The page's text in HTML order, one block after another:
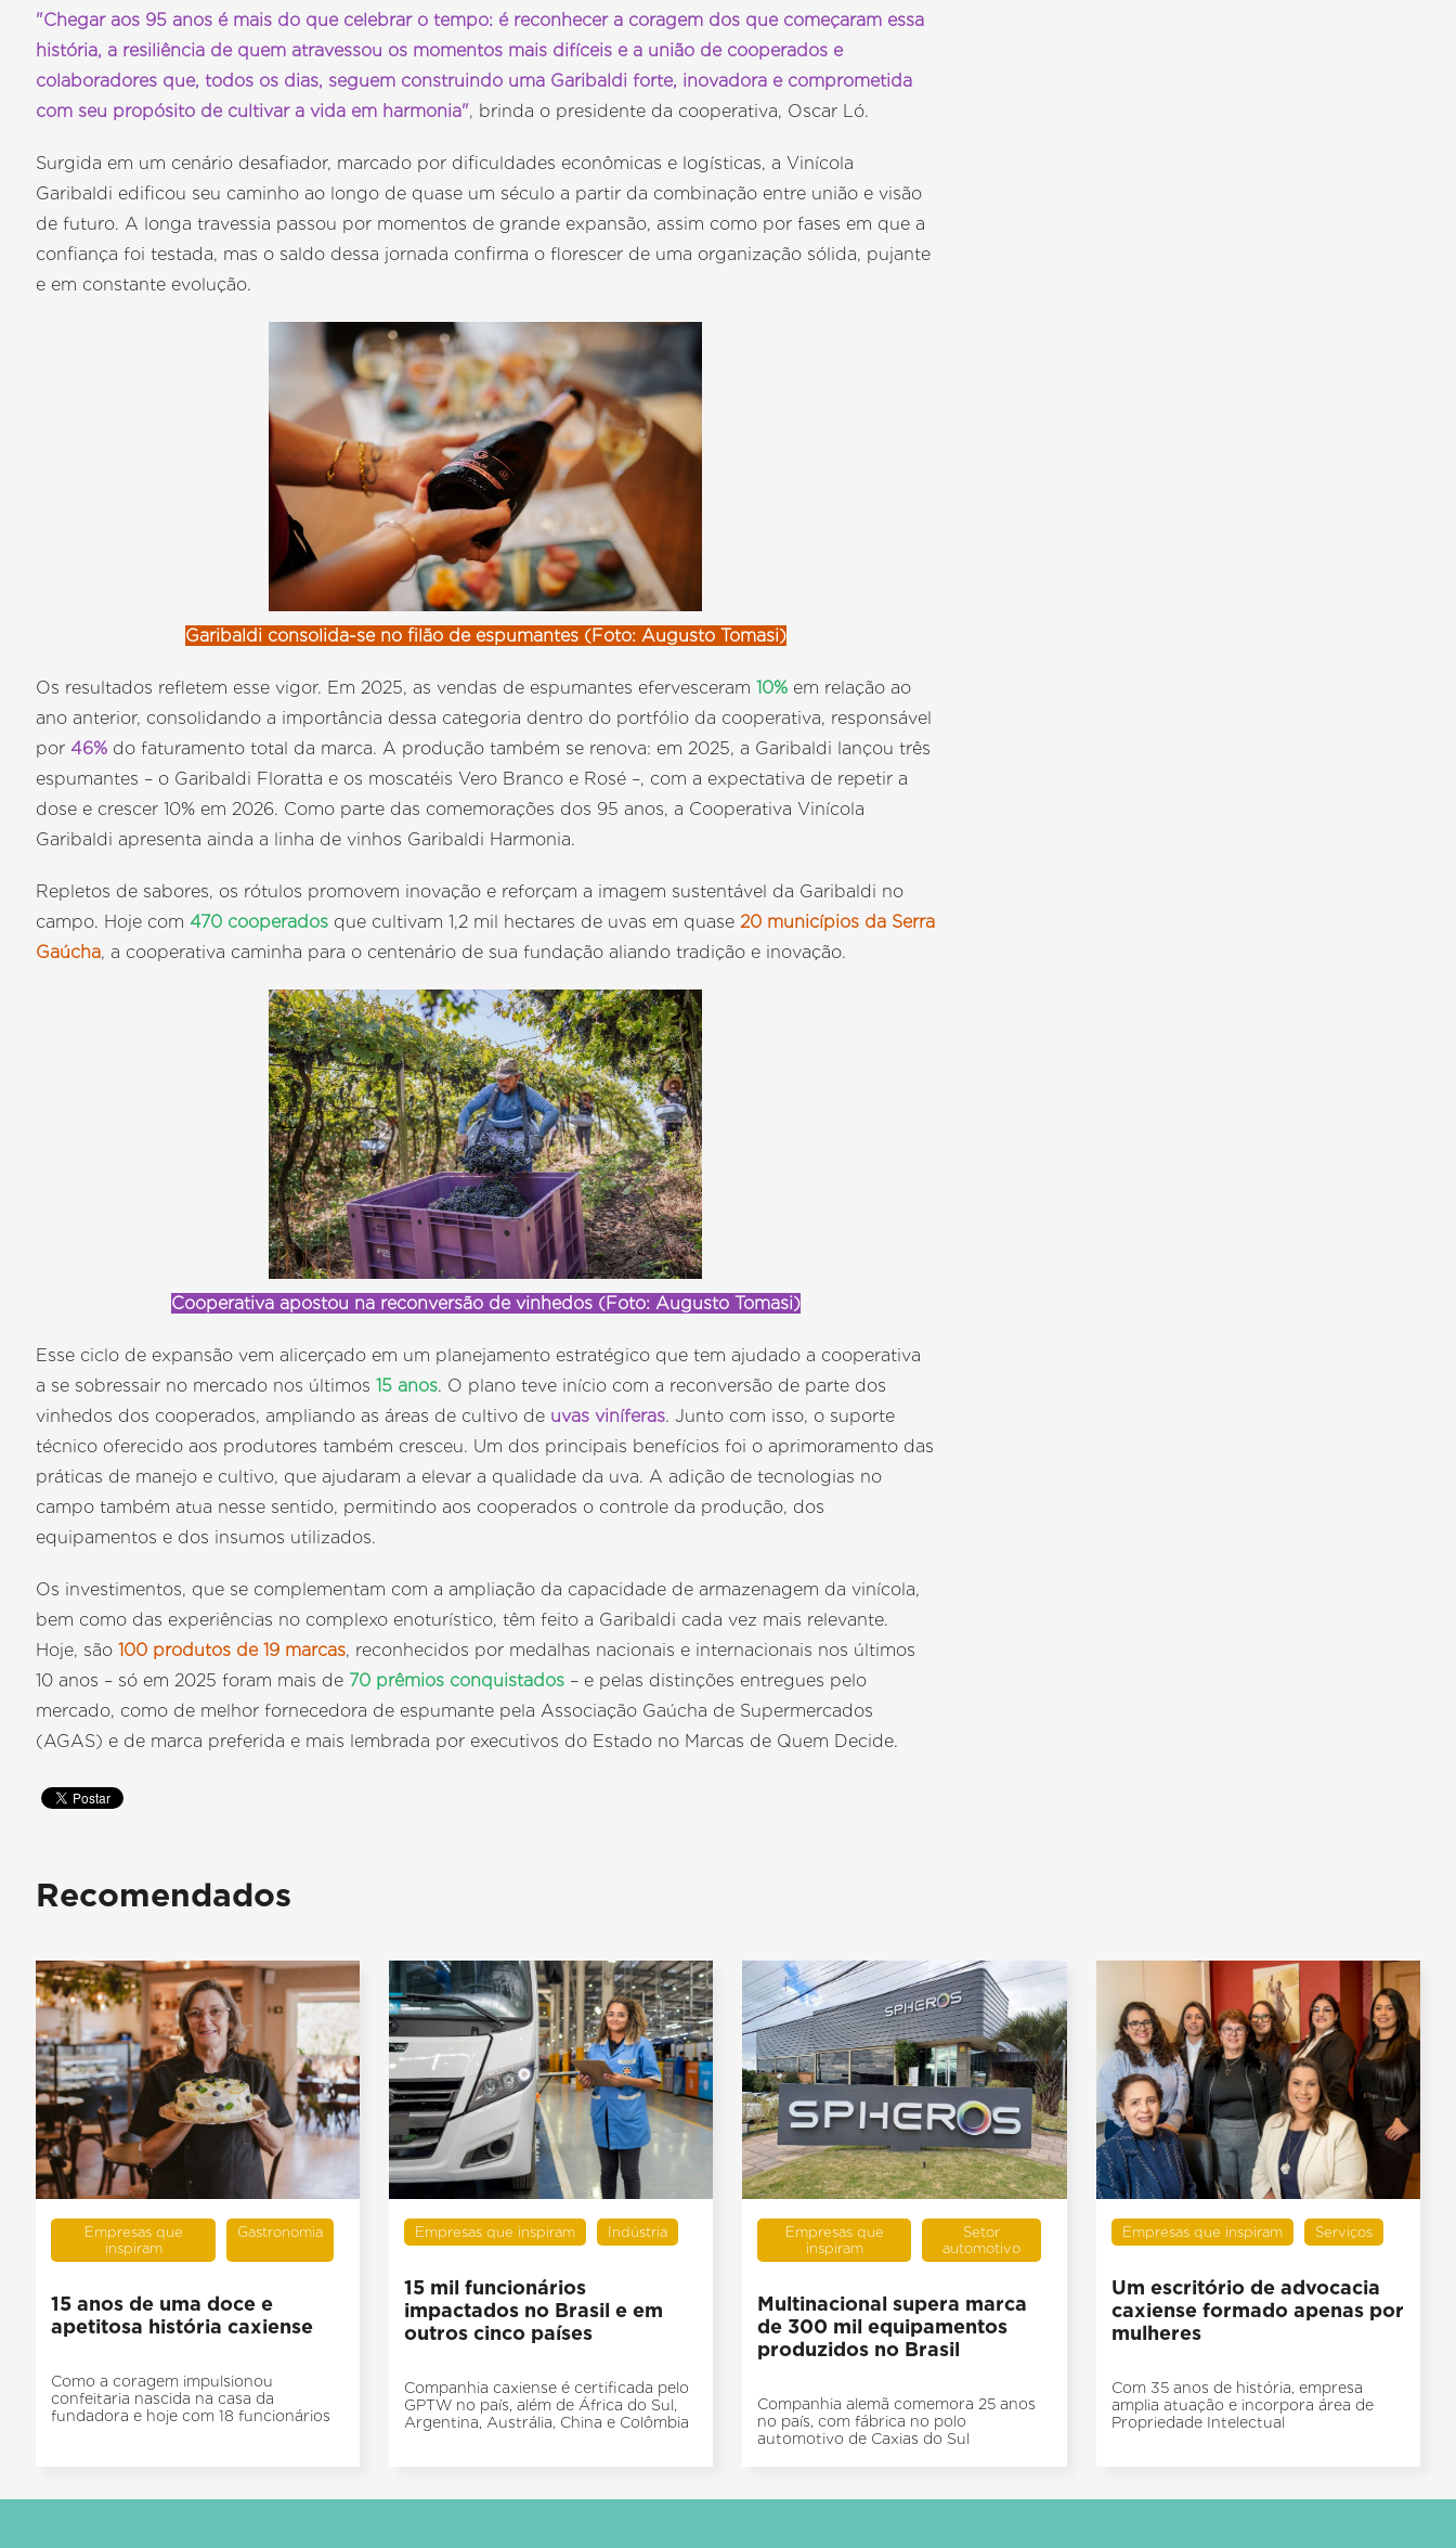
"Chegar aos 95 anos é mais do que celebrar o tempo: é reconhecer a coragem dos que começaram essa
história, a resiliência de quem atravessou os momentos mais difíceis e a união de cooperados e
colaboradores que, todos os dias, seguem construindo uma Garibaldi forte, inovadora e comprometida
com seu propósito de cultivar a vida em harmonia", brinda o presidente da cooperativa, Oscar Ló.
Surgida em um cenário desafiador, marcado por dificuldades econômicas e logísticas, a Vinícola
Garibaldi edificou seu caminho ao longo de quase um século a partir da combinação entre união e visão
de futuro. A longa travessia passou por momentos de grande expansão, assim como por fases em que a
confiança foi testada, mas o saldo dessa jornada confirma o florescer de uma organização sólida, pujante
e em constante evolução.
Garibaldi consolida-se no filão de espumantes (Foto: Augusto Tomasi)
Os resultados refletem esse vigor. Em 2025, as vendas de espumantes efervesceram10% em relação ao
ano anterior, consolidando a importância dessa categoria dentro do portfólio da cooperativa, responsável
por 46% do faturamento total da marca. A produção também se renova: em 2025, a Garibaldi lançou três
espumantes – o Garibaldi Floratta e os moscatéis Vero Branco e Rosé –, com a expectativa de repetir a
dose e crescer 10% em 2026. Como parte das comemorações dos 95 anos, a Cooperativa Vinícola
Garibaldi apresenta ainda a linha de vinhos Garibaldi Harmonia.
Repletos de sabores, os rótulos promovem inovação e reforçam a imagem sustentável da Garibaldi no
campo. Hoje com 470 cooperados que cultivam 1,2 mil hectares de uvas em quase 20 municípios da Serra
Gaúcha, a cooperativa caminha para o centenário de sua fundação aliando tradição e inovação.
Cooperativa apostou na reconversão de vinhedos (Foto: Augusto Tomasi)
Esse ciclo de expansão vem alicerçado em um planejamento estratégico que tem ajudado a cooperativa
a se sobressair no mercado nos últimos 15 anos. O plano teve início com a reconversão de parte dos
vinhedos dos cooperados, ampliando as áreas de cultivo de uvas viníferas. Junto com isso, o suporte
técnico oferecido aos produtores também cresceu. Um dos principais benefícios foi o aprimoramento das
práticas de manejo e cultivo, que ajudaram a elevar a qualidade da uva. A adição de tecnologias no
campo também atua nesse sentido, permitindo aos cooperados o controle da produção, dos
equipamentos e dos insumos utilizados.
Os investimentos, que se complementam com a ampliação da capacidade de armazenagem da vinícola,
bem como das experiências no complexo enoturístico, têm feito a Garibaldi cada vez mais relevante.
Hoje, são100 produtos de 19 marcas, reconhecidos por medalhas nacionais e internacionais nos últimos
10 anos – só em 2025 foram mais de 70 prêmios conquistados – e pelas distinções entregues pelo
mercado, como de melhor fornecedora de espumante pela Associação Gaúcha de Supermercados
(AGAS) e de marca preferida e mais lembrada por executivos do Estado no Marcas de Quem Decide.
Recomendados
Empresas que
inspiram
Gastronomia
15 anos de uma doce e
apetitosa história caxiense
Como a coragem impulsionou
confeitaria nascida na casa da
fundadora e hoje com 18 funcionários
Empresas que inspiram Indústria
15 mil funcionários
impactados no Brasil e em
outros cinco países
Companhia caxiense é certificada pelo
GPTW no país, além de África do Sul,
Argentina, Austrália, China e Colômbia
Empresas que
inspiram
Setor
automotivo
Multinacional supera marca
de 300 mil equipamentos
produzidos no Brasil
Companhia alemã comemora 25 anos
no país, com fábrica no polo
automotivo de Caxias do Sul
Empresas que inspiram Serviços
Um escritório de advocacia
caxiense formado apenas por
mulheres
Com 35 anos de história, empresa
amplia atuação e incorpora área de
Propriedade Intelectual